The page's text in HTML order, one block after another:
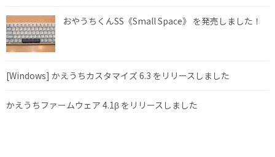
おやうちくんSS《Small Space》 を発売しました！
[Windows] かえうちカスタマイズ 6.3 をリリースしました
かえうちファームウェア 4.1β をリリースしました